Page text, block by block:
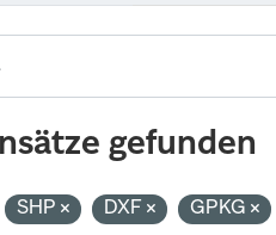
gefunden
SHP DXF GPKG